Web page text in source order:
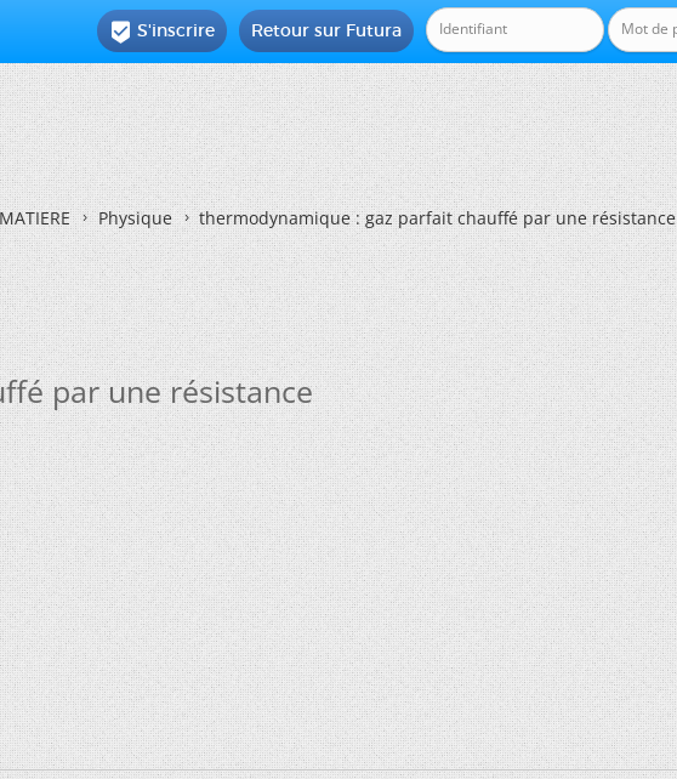
Retour sur Futura
 S'inscrire
MATIERE Physique thermodynamique : gaz parfait chauffé par une résistance
par une résistance